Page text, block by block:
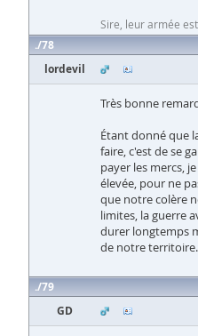
Sire, leur armée
78
lordevil
Très bonne
Étant donné que
faire, c'est de se
payer les mercs,
élevée, pour ne
que notre colère
limites, la guerre
durer longtemps
de notre territoire.
79
GD